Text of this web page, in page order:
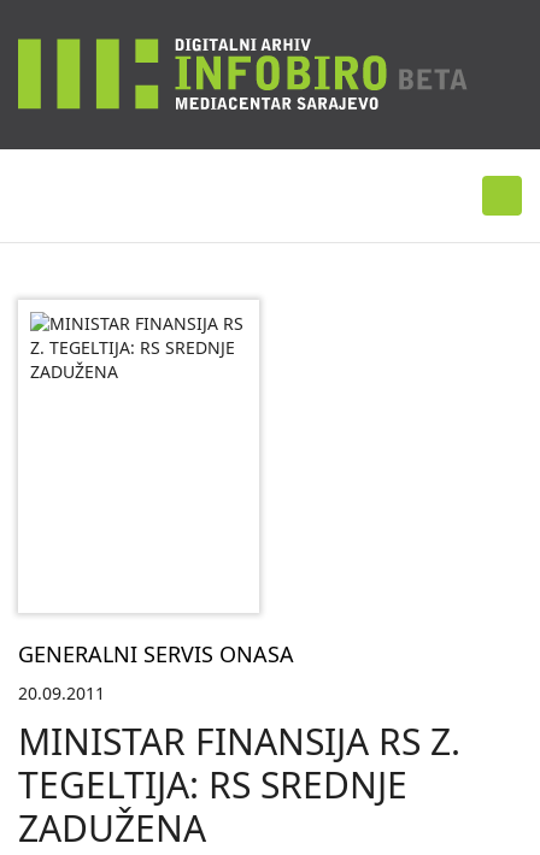
GENERALNI SERVIS ONASA
20.09.2011
MINISTAR FINANSIJA RS Z.
TEGELTIJA: RS SREDNJE
ZADUŽENA